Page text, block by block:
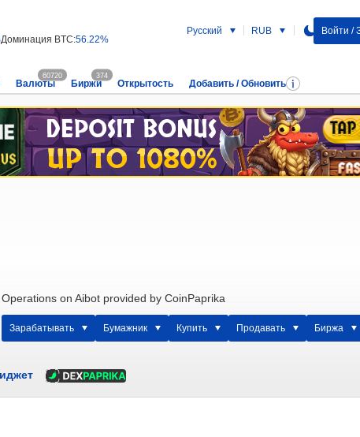
Доминация BTC:56.22%
Русский RUB Войти /
Валюты
60720
Биржи
374
Открытость Добавить / Обновить
Operations on Aibot provided by CoinPaprika
Зарабатывать Бумажник Купить Продавать Биржа